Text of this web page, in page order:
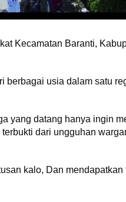
Kecamatan Baranti,
berbagai usia dalam satu
yang datang hanya ingin
dari ungguhan
kalo, Dan